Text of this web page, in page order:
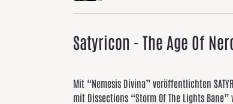
Satyricon - The Age Of
Mit “Nemesis Divina” veröffentlichten
mit Dissections “Storm Of The Lights